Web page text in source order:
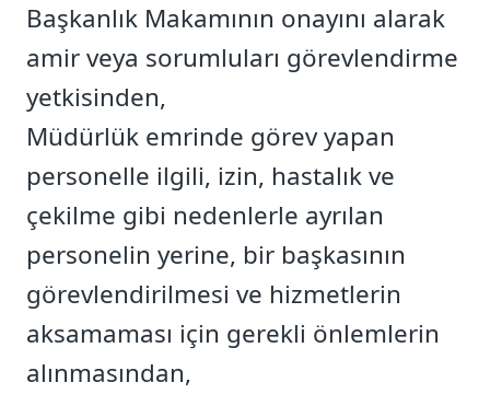
Başkanlık Makamının onayını alarak
amir veya sorumluları görevlendirme
yetkisinden,
Müdürlük emrinde görev yapan
personelle ilgili, izin, hastalık ve
çekilme gibi nedenlerle ayrılan
personelin yerine, bir başkasının
görevlendirilmesi ve hizmetlerin
aksamaması için gerekli önlemlerin
alınmasından,